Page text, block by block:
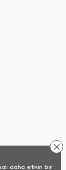
daha etkin bir